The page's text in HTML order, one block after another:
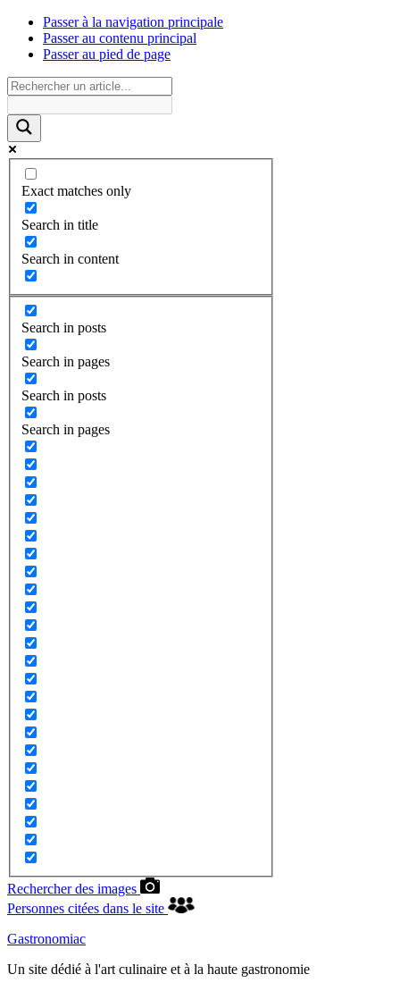
Passer à la navigation principale
Passer au contenu principal
Passer au pied de page
Exact matches only
Search in title
Search in content
Search in posts
Search in pages
Search in posts
Search in pages
Rechercher des images
Personnes citées dans le site
Gastronomiac
Un site dédié à l'art culinaire et à la haute gastronomie